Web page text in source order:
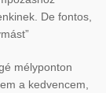
De fontos,
mélyponton
a kedvencem,